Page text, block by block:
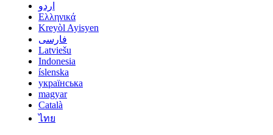
اردو
Ελληνικά
Kreyòl Ayisyen
فارسی
Latviešu
Indonesia
íslenska
українська
magyar
Català
ไทย